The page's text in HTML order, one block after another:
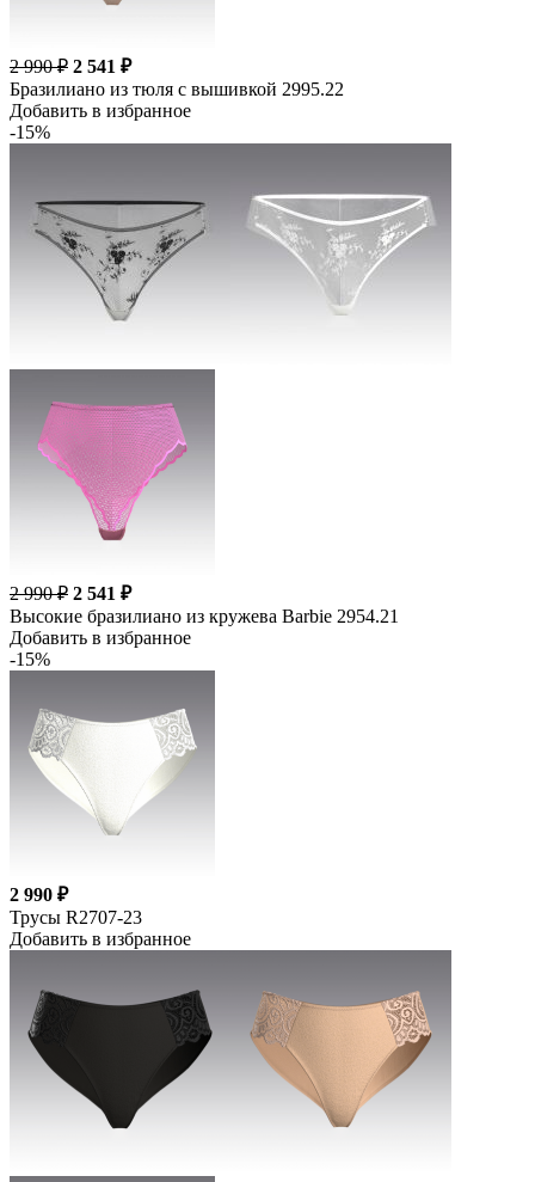
2 990 ₽ 2 541 ₽
Бразилиано из тюля с вышивкой 2995.22
Добавить в избранное
-15%
2 990 ₽ 2 541 ₽
Высокие бразилиано из кружева Barbie 2954.21
Добавить в избранное
-15%
2 990 ₽
Трусы R2707-23
Добавить в избранное